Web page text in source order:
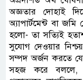
অজ্ঞতার দোহাই
অ্যাপার্টমেন্ট বা
হলো- তা সত্যিই
সুযোগ দেওয়ার
সম্পদ অর্জন করতে
সহজ করে বললে,